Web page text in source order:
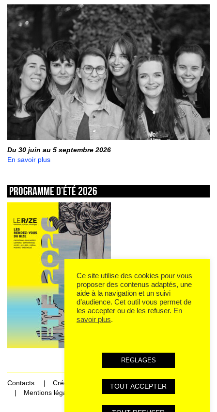
Du 30 juin au 5 septembre 2026
En savoir plus
Programme d’été 2026
Contacts
Crédits
Mentions légales et données personnelles
Ce site utilise des cookies pour vous
proposer des contenus adaptés, une
aide à la navigation et un suivi
d’audience. Cet outil vous permet de
les accepter ou de les refuser. En
savoir plus.
REGLAGES
TOUT ACCEPTER